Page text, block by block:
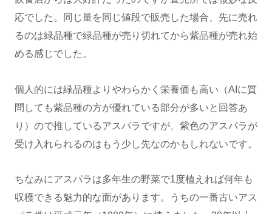
応でした。同じ量を同じ値段で販売した場合、先に売れ
るのは緑品種で緑品種が売り切れてから紫品種が売れ始
める感じでした。
個人的には緑品種よりやわらかく栄養価も高い（AIに質
問しても紫品種の方が優れている部分が多いと回答あ
り）ので推しているアスパラですが、紫色のアスパラが
受け入れられるのはもう少し先なのかもしれないです。
ちなみにアスパラは多年生の野菜で1度植えれば何年も
収穫できる魅力的な面があります。うちの一番古いアス